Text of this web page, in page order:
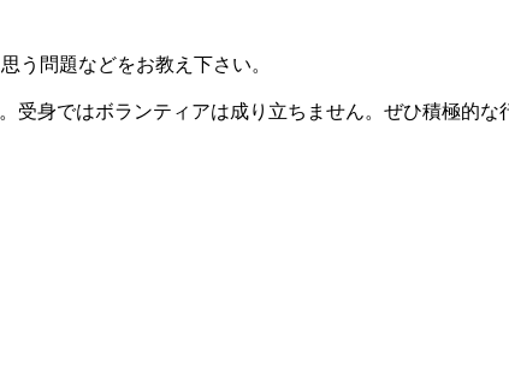
う問題などをお教え下さい。
身ではボランティアは成り立ちません。ぜひ積極的な